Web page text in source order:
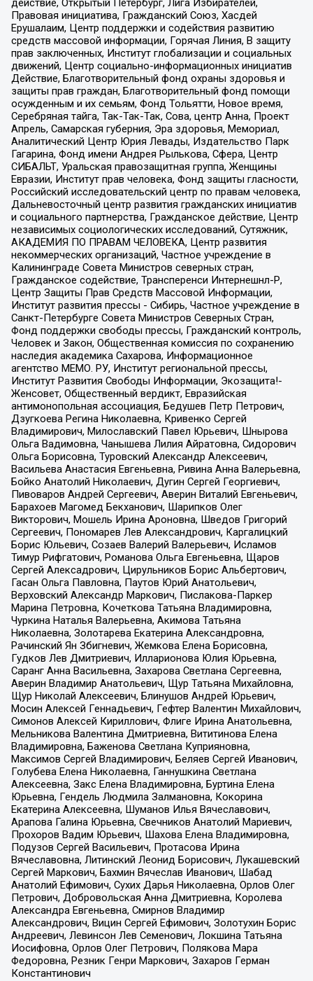
действие, Открытый Петербург, Лига Избирателей,
Правовая инициатива, Гражданский Союз, Хасдей
Ерушалаим, Центр поддержки и содействия развитию
средств массовой информации, Горячая Линия, В защиту
прав заключенных, Институт глобализации и социальных
движений, Центр социально-информационных инициатив
Действие, Благотворительный фонд охраны здоровья и
защиты прав граждан, Благотворительный фонд помощи
осужденным и их семьям, Фонд Тольятти, Новое время,
Серебряная тайга, Так-Так-Так, Сова, центр Анна, Проект
Апрель, Самарская губерния, Эра здоровья, Мемориал,
Аналитический Центр Юрия Левады, Издательство Парк
Гагарина, Фонд имени Андрея Рылькова, Сфера, Центр
СИБАЛЬТ, Уральская правозащитная группа, Женщины
Евразии, Институт прав человека, Фонд защиты гласности,
Российский исследовательский центр по правам человека,
Дальневосточный центр развития гражданских инициатив
и социального партнерства, Гражданское действие, Центр
независимых социологических исследований, Сутяжник,
АКАДЕМИЯ ПО ПРАВАМ ЧЕЛОВЕКА, Центр развития
некоммерческих организаций, Частное учреждение в
Калининграде Совета Министров северных стран,
Гражданское содействие, Трансперенси Интернешнл-Р,
Центр Защиты Прав Средств Массовой Информации,
Институт развития прессы - Сибирь, Частное учреждение в
Санкт-Петербурге Совета Министров Северных Стран,
Фонд поддержки свободы прессы, Гражданский контроль,
Человек и Закон, Общественная комиссия по сохранению
наследия академика Сахарова, Информационное
агентство МЕМО. РУ, Институт региональной прессы,
Институт Развития Свободы Информации, Экозащита!-
Женсовет, Общественный вердикт, Евразийская
антимонопольная ассоциация, Бедушев Петр Петрович,
Дзугкоева Регина Николаевна, Кривенко Сергей
Владимирович, Милославский Павел Юрьевич, Шнырова
Ольга Вадимовна, Чанышева Лилия Айратовна, Сидорович
Ольга Борисовна, Туровский Александр Алексеевич,
Васильева Анастасия Евгеньевна, Ривина Анна Валерьевна,
Бойко Анатолий Николаевич, Дугин Сергей Георгиевич,
Пивоваров Андрей Сергеевич, Аверин Виталий Евгеньевич,
Барахоев Магомед Бекханович, Шарипков Олег
Викторович, Мошель Ирина Ароновна, Шведов Григорий
Сергеевич, Пономарев Лев Александрович, Каргалицкий
Борис Юльевич, Созаев Валерий Валерьевич, Исламов
Тимур Рифгатович, Романова Ольга Евгеньевна, Щаров
Сергей Алексадрович, Цирульников Борис Альбертович,
Гасан Ольга Павловна, Паутов Юрий Анатольевич,
Верховский Александр Маркович, Пислакова-Паркер
Марина Петровна, Кочеткова Татьяна Владимировна,
Чуркина Наталья Валерьевна, Акимова Татьяна
Николаевна, Золотарева Екатерина Александровна,
Рачинский Ян Збигневич, Жемкова Елена Борисовна,
Гудков Лев Дмитриевич, Илларионова Юлия Юрьевна,
Саранг Анна Васильевна, Захарова Светлана Сергеевна,
Аверин Владимир Анатольевич, Щур Татьяна Михайловна,
Щур Николай Алексеевич, Блинушов Андрей Юрьевич,
Мосин Алексей Геннадьевич, Гефтер Валентин Михайлович,
Симонов Алексей Кириллович, Флиге Ирина Анатольевна,
Мельникова Валентина Дмитриевна, Вититинова Елена
Владимировна, Баженова Светлана Куприяновна,
Максимов Сергей Владимирович, Беляев Сергей Иванович,
Голубева Елена Николаевна, Ганнушкина Светлана
Алексеевна, Закс Елена Владимировна, Буртина Елена
Юрьевна, Гендель Людмила Залмановна, Кокорина
Екатерина Алексеевна, Шуманов Илья Вячеславович,
Арапова Галина Юрьевна, Свечников Анатолий Мариевич,
Прохоров Вадим Юрьевич, Шахова Елена Владимировна,
Подузов Сергей Васильевич, Протасова Ирина
Вячеславовна, Литинский Леонид Борисович, Лукашевский
Сергей Маркович, Бахмин Вячеслав Иванович, Шабад
Анатолий Ефимович, Сухих Дарья Николаевна, Орлов Олег
Петрович, Добровольская Анна Дмитриевна, Королева
Александра Евгеньевна, Смирнов Владимир
Александрович, Вицин Сергей Ефимович, Золотухин Борис
Андреевич, Левинсон Лев Семенович, Локшина Татьяна
Иосифовна, Орлов Олег Петрович, Полякова Мара
Федоровна, Резник Генри Маркович, Захаров Герман
Константинович